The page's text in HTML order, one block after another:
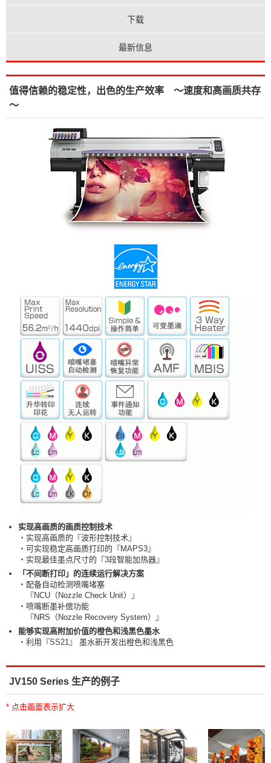
下载
最新信息
值得信赖的稳定性，出色的生产效率 ～速度和高画质共存
～
实现高画质的画质控制技术
・实现高画质的『波形控制技术』
・可实现稳定高画质打印的『MAPS3』
・实现最佳墨点尺寸的『3段智能加热器』
「不间断打印」的连续运行解决方案
・配备自动检测喷嘴堵塞
『NCU（Nozzle Check Unit）』
・喷嘴断墨补偿功能
『NRS（Nozzle Recovery System）』
能够实现高附加价值的橙色和浅黑色墨水
・利用『SS21』 墨水新开发出橙色和浅黑色
JV150 Series 生产的例子
* 点击画面表示扩大